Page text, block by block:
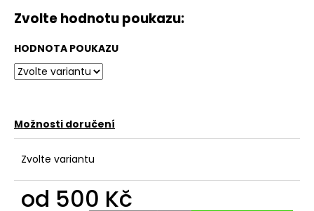
Zvolte hodnotu poukazu:
HODNOTA POUKAZU
Možnosti doručení
Zvolte variantu
od 500 Kč
LŽIČKA
GRAVÍROVÁNÍM
-
ZLATÁ